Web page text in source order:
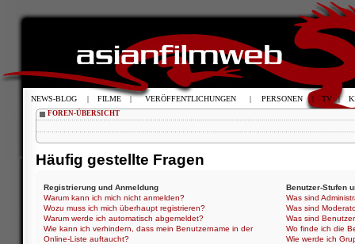
FOREN-ÜBERSICHT
Häufig gestellte Fragen
Registrierung und Anmeldung
Warum kann ich mich nicht anmelden?
Wozu muss ich mich überhaupt registrieren?
Warum werde ich automatisch abgemeldet?
Wie kann ich verhindern, dass mein Benutzername in der
Online-Liste auftaucht?
Benutzer-Stufen
Was sind
Was sind
Was sind
Wo finde ich die
Wie werde ich
NEWS-BLOG | FILME | VERÖFFENTLICHUNGEN | PERSONEN | TV |